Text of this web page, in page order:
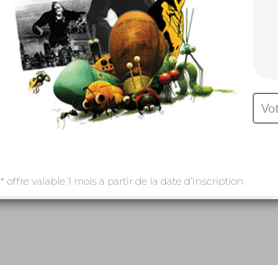
* offre valable 1 mois à partir de la date d’inscription